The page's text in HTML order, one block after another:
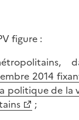
figure :
2014
politique de la
;